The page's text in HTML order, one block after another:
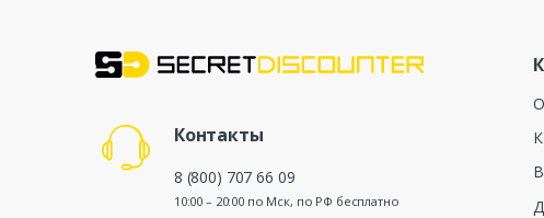
Контакты
8 (800) 707 66 09
10:00 – 20:00 по Мск, по РФ бесплатно